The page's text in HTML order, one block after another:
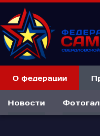
О федерации
Новости